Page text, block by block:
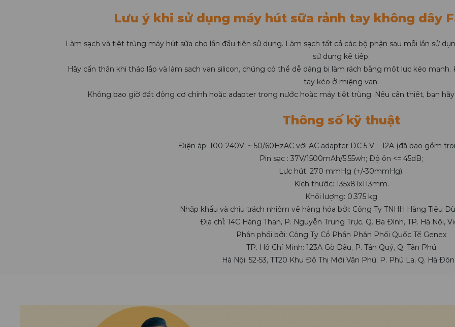
Lưu ý khi sử dụng máy hút sữa rảnh tay không dây
Làm sạch và tiệt trùng máy hút sữa cho lần đầu tiên sử dụng. Làm sạch tất cả các bộ phận sau mỗi lần sử
sử dụng kế tiếp.
Hãy cẩn thận khi tháo lắp và làm sạch van silicon, chúng có thể dễ dàng bị làm rách bằng một lực kéo
tay kéo ở miệng van.
Không bao giờ đặt động cơ chính hoặc adapter trong nước hoặc máy tiệt trùng. Nếu cần thiết, bạn
Thông số kỹ thuật
Điện áp: 100-240V; ~ 50/60HzAC với AC adapter DC 5 V – 12A (đã bao gồm
Pin sạc : 37V/1500mAh/5.55wh; Độ ồn <= 45dB;
Lực hút: 270 mmHg (+/-30mmHg).
Kích thước: 135x81x113mm.
Khối lượng: 0.375 kg
Nhập khẩu và chịu trách nhiệm về hàng hóa bởi: Công Ty TNHH Hàng Tiêu
Địa chỉ: 14C Hàng Than, P. Nguyễn Trung Trực, Q. Ba Đình, TP. Hà Nội,
Phân phối bởi: Công Ty Cổ Phần Phân Phối Quốc Tế Genex
TP. Hồ Chí Minh: 123A Gò Dầu, P. Tân Quý, Q. Tân Phú
Hà Nội: 52-53, TT20 Khu Đô Thị Mới Văn Phú, P. Phú La, Q. Hà